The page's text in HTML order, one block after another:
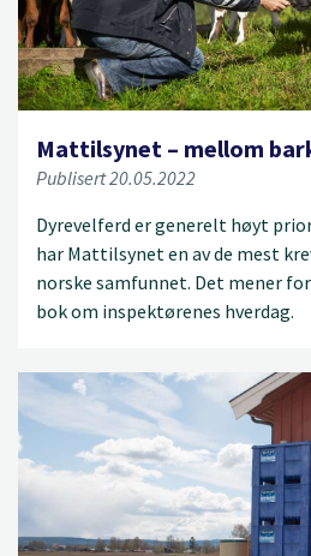
Mattilsynet – mellom
Publisert 20.05.2022
Dyrevelferd er generelt høyt
har Mattilsynet en av de mest
norske samfunnet. Det mener
bok om inspektørenes hverdag.